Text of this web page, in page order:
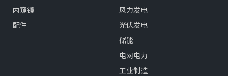
内窥镜
配件
风力发电
光伏发电
储能
电网电力
工业制造